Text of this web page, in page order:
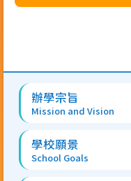
Main
navigation
辦學宗旨
Mission and Vision
學校願景
School Goals